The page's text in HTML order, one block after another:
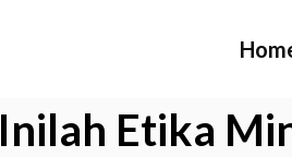
Inilah Etika